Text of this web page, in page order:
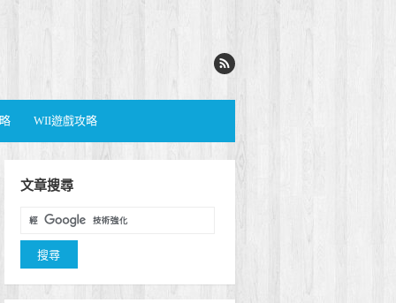
WII遊戲攻略
文章搜尋